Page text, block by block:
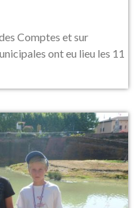
Comptes et sur
ont eu lieu les 11